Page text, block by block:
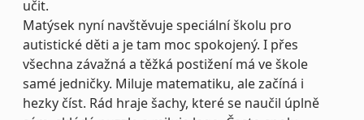
učit.
Matýsek nyní navštěvuje speciální školu pro
autistické děti a je tam moc spokojený. I přes
všechna závažná a těžká postižení má ve škole
samé jedničky. Miluje matematiku, ale začíná i
hezky číst. Rád hraje šachy, které se naučil úplně